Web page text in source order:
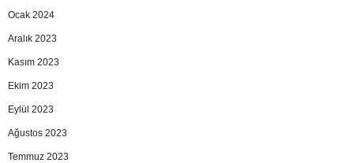
Ocak 2024
Aralık 2023
Kasım 2023
Ekim 2023
Eylül 2023
Ağustos 2023
Temmuz 2023